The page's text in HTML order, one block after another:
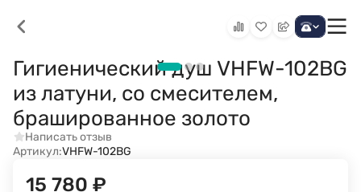
Гигиенический душ VHFW-102BG
из латуни, со смесителем,
брашированное золото
Написать отзыв
Артикул:VHFW-102BG
15 780 ₽